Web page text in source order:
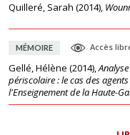
Quilleré, Sarah (2014),
MÉMOIRE Accès
Gellé, Hélène (2014),
périscolaire : le cas des
l'Enseignement de la Haute-